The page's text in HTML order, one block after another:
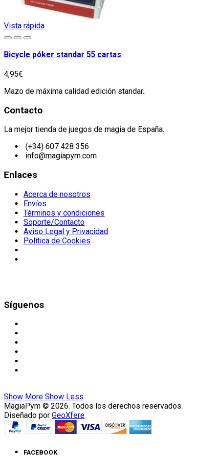
Vista rápida
Bicycle póker standar 55 cartas
4,95€
Mazo de máxima calidad edición standar..
Contacto
La mejor tienda de juegos de magia de España.
(+34) 607 428 356
info@magiapym.com
Enlaces
Acerca de nosotros
Envíos
Términos y condiciones
Soporte/Contacto
Aviso Legal y Privacidad
Política de Cookies
Síguenos
Show More Show Less
MagiaPym © 2026. Todos los derechos reservados.
Diseñado por GeoXfere
FACEBOOK